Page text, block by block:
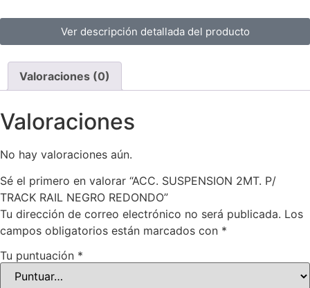
Ver descripción detallada del producto
Valoraciones (0)
Valoraciones
No hay valoraciones aún.
Sé el primero en valorar “ACC. SUSPENSION 2MT. P/
TRACK RAIL NEGRO REDONDO”
Tu dirección de correo electrónico no será publicada. Los
campos obligatorios están marcados con *
Tu puntuación *